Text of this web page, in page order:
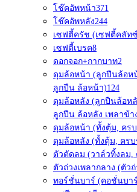
โช๊คอัพหน้า371
โช๊คอัพหลัง244
เซฟตี้ครัช (เซฟตี้คลัท
เซฟตี้เบรค8
ดอกจอก+กากบาท2
ดุมล้อหน้า (ลูกปืนล้อห
ลูกปืน ล้อหน้า)124
ดุมล้อหลัง (ลูกปืนล้อห
ลูกปืน ล้อหลัง เพลาข้า
ดุมล้อหน้า (ทั้งตุ้ม, คร
ดุมล้อหลัง (ทั้งตุ้ม, คร
ตัวตัดลม (วาล์วทิ้งลม,
ตัวถ่วงเพลากลาง (ตัว
ทอร์ชั่นบาร์ (คอชั่นบา